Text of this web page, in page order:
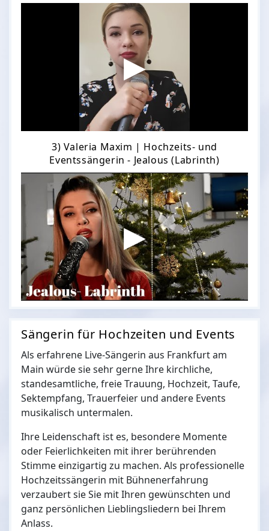
3) Valeria Maxim | Hochzeits- und
Eventssängerin - Jealous (Labrinth)
Sängerin für Hochzeiten und Events
Als erfahrene Live-Sängerin aus Frankfurt am
Main würde sie sehr gerne Ihre kirchliche,
standesamtliche, freie Trauung, Hochzeit, Taufe,
Sektempfang, Trauerfeier und andere Events
musikalisch untermalen.
Ihre Leidenschaft ist es, besondere Momente
oder Feierlichkeiten mit ihrer berührenden
Stimme einzigartig zu machen. Als professionelle
Hochzeitssängerin mit Bühnenerfahrung
verzaubert sie Sie mit Ihren gewünschten und
ganz persönlichen Lieblingsliedern bei Ihrem
Anlass.